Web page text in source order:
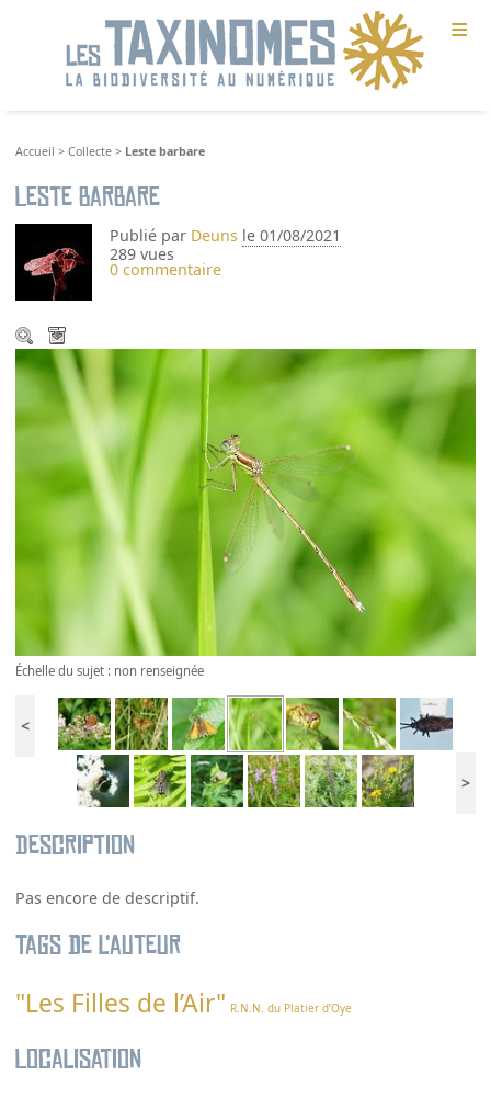
≡
Accueil >Collecte > Leste barbare
Leste barbare
Publié par Deuns le 01/08/2021
289 vues
0 commentaire
Échelle du sujet : non renseignée
<
>
Description
Pas encore de descriptif.
Tags de l’auteur
"Les Filles de l’Air" R.N.N. du Platier d’Oye
Localisation